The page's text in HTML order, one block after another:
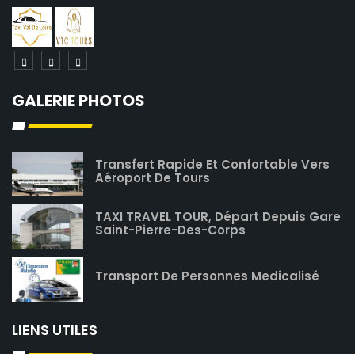
GALERIE PHOTOS
Transfert Rapide Et Confortable Vers
Aéroport De Tours
TAXI TRAVEL TOUR, Départ Depuis Gare
Saint-Pierre-Des-Corps
Transport De Personnes Medicalisé
LIENS UTILES